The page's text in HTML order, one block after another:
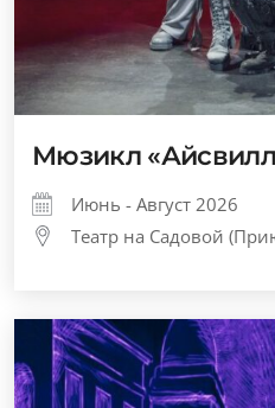
Мюзикл
Июнь - Август 2026
Театр на Садовой